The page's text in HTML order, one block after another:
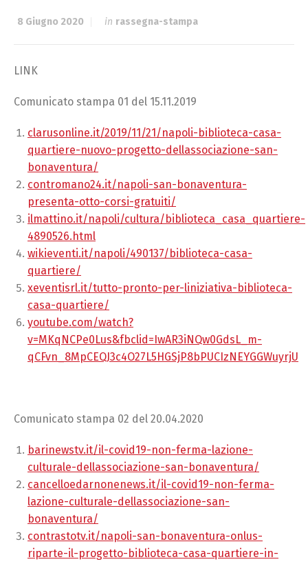
8 Giugno 2020 in rassegna-stampa
LINK
Comunicato stampa 01 del 15.11.2019
clarusonline.it/2019/11/21/napoli-biblioteca-casa-
quartiere-nuovo-progetto-dellassociazione-san-
bonaventura/
contromano24.it/napoli-san-bonaventura-
presenta-otto-corsi-gratuiti/
ilmattino.it/napoli/cultura/biblioteca_casa_quartiere-
4890526.html
wikieventi.it/napoli/490137/biblioteca-casa-
quartiere/
xeventisrl.it/tutto-pronto-per-liniziativa-biblioteca-
casa-quartiere/
youtube.com/watch?
v=MKqNCPe0Lus&fbclid=IwAR3iNQw0GdsL_m-
qCFvn_8MpCEQJ3c4O27L5HGSjP8bPUCIzNEYGGWuyrjU
Comunicato stampa 02 del 20.04.2020
barinewstv.it/il-covid19-non-ferma-lazione-
culturale-dellassociazione-san-bonaventura/
cancelloedarnonenews.it/il-covid19-non-ferma-
lazione-culturale-dellassociazione-san-
bonaventura/
contrastotv.it/napoli-san-bonaventura-onlus-
riparte-il-progetto-biblioteca-casa-quartiere-in-